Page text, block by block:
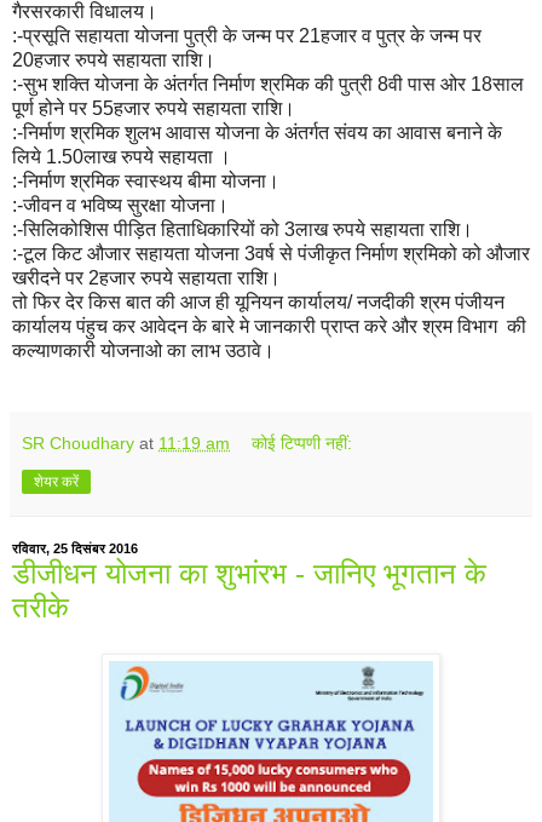
गैरसरकारी विधालय।
:-प्रसूति सहायता योजना पुत्री के जन्म पर 21हजार व पुत्र के जन्म पर
20हजार रुपये सहायता राशि।
:-सुभ शक्ति योजना के अंतर्गत निर्माण श्रमिक की पुत्री 8वी पास ओर 18साल
पूर्ण होने पर 55हजार रुपये सहायता राशि।
:-निर्माण श्रमिक शुलभ आवास योजना के अंतर्गत संवय का आवास बनाने के
लिये 1.50लाख रुपये सहायता ।
:-निर्माण श्रमिक स्वास्थय बीमा योजना।
:-जीवन व भविष्य सुरक्षा योजना।
:-सिलिकोशिस पीड़ित हिताधिकारियों को 3लाख रुपये सहायता राशि।
:-टूल किट औजार सहायता योजना 3वर्ष से पंजीकृत निर्माण श्रमिको को औजार
खरीदने पर 2हजार रुपये सहायता राशि।
तो फिर देर किस बात की आज ही यूनियन कार्यालय/ नजदीकी श्रम पंजीयन
कार्यालय पंहुच कर आवेदन के बारे मे जानकारी प्राप्त करे और श्रम विभाग की
कल्याणकारी योजनाओ का लाभ उठावे।
SR Choudhary at 11:19 am कोई टिप्पणी नहीं:
शेयर करें
रविवार, 25 दिसंबर 2016
डीजीधन योजना का शुभांरभ - जानिए भूगतान के
तरीके